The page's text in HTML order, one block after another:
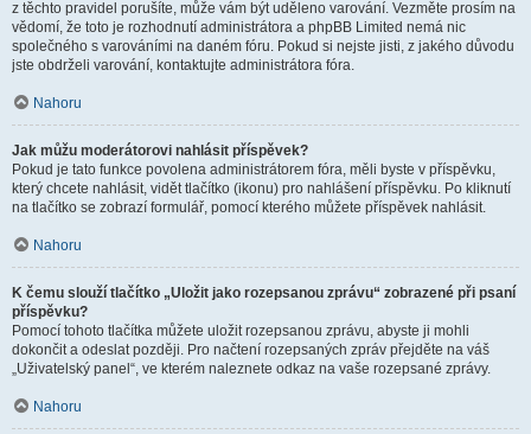
z těchto pravidel porušíte, může vám být uděleno varování. Vezměte prosím na
vědomí, že toto je rozhodnutí administrátora a phpBB Limited nemá nic
společného s varováními na daném fóru. Pokud si nejste jisti, z jakého důvodu
jste obdrželi varování, kontaktujte administrátora fóra.
Nahoru
Jak můžu moderátorovi nahlásit příspěvek?
Pokud je tato funkce povolena administrátorem fóra, měli byste v příspěvku,
který chcete nahlásit, vidět tlačítko (ikonu) pro nahlášení příspěvku. Po kliknutí
na tlačítko se zobrazí formulář, pomocí kterého můžete příspěvek nahlásit.
Nahoru
K čemu slouží tlačítko „Uložit jako rozepsanou zprávu“ zobrazené při psaní
příspěvku?
Pomocí tohoto tlačítka můžete uložit rozepsanou zprávu, abyste ji mohli
dokončit a odeslat později. Pro načtení rozepsaných zpráv přejděte na váš
„Uživatelský panel“, ve kterém naleznete odkaz na vaše rozepsané zprávy.
Nahoru